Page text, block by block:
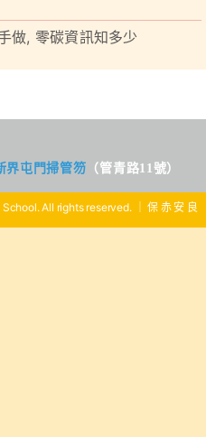
做, 零碳資訊知多少
界屯門掃管笏 （管青路11號）
All rights reserved. ｜ 保 赤 安 良